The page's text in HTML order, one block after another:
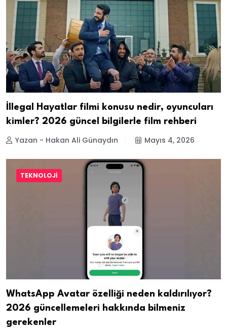
İllegal Hayatlar filmi konusu nedir, oyuncuları
kimler? 2026 güncel bilgilerle film rehberi
Yazan - Hakan Ali Günaydın Mayıs 4, 2026
TEKNOLOJI
WhatsApp Avatar özelliği neden kaldırılıyor?
2026 güncellemeleri hakkında bilmeniz
gerekenler